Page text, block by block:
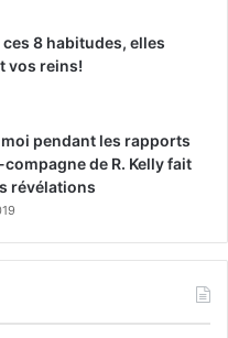
8 habitudes, elles
vos reins!
pendant les rapports
compagne de R. Kelly fait
révélations